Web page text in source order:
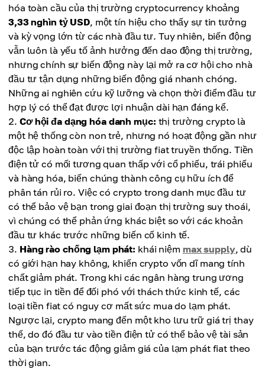
hóa toàn cầu của thị trường cryptocurrency khoảng
3,33 nghìn tỷ USD, một tín hiệu cho thấy sự tin tưởng
và kỳ vọng lớn từ các nhà đầu tư. Tuy nhiên, biến động
vẫn luôn là yếu tố ảnh hưởng đến dao động thị trường,
nhưng chính sự biến động này lại mở ra cơ hội cho nhà
đầu tư tận dụng những biến động giá nhanh chóng.
Những ai nghiên cứu kỹ lưỡng và chọn thời điểm đầu tư
hợp lý có thể đạt được lợi nhuận dài hạn đáng kể.
Cơ hội đa dạng hóa danh mục: thị trường crypto là
một hệ thống còn non trẻ, nhưng nó hoạt động gần như
độc lập hoàn toàn với thị trường fiat truyền thống. Tiền
điện tử có mối tương quan thấp với cổ phiếu, trái phiếu
và hàng hóa, biến chúng thành công cụ hữu ích để
phân tán rủi ro. Việc có crypto trong danh mục đầu tư
có thể bảo vệ bạn trong giai đoạn thị trường suy thoái,
vì chúng có thể phản ứng khác biệt so với các khoản
đầu tư khác trước những biến cố kinh tế.
Hàng rào chống lạm phát: khái niệm max supply, dù
có giới hạn hay không, khiến crypto vốn dĩ mang tính
chất giảm phát. Trong khi các ngân hàng trung ương
tiếp tục in tiền để đối phó với thách thức kinh tế, các
loại tiền fiat có nguy cơ mất sức mua do lạm phát.
Ngược lại, crypto mang đến một kho lưu trữ giá trị thay
thế, do đó đầu tư vào tiền điện tử có thể bảo vệ tài sản
của bạn trước tác động giảm giá của lạm phát fiat theo
thời gian.